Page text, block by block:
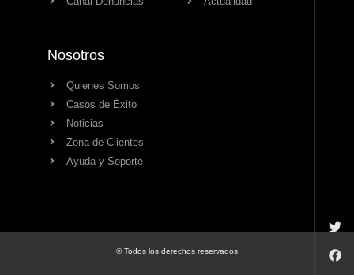
Nosotros
Quienes Somos
Casos de Éxito
Noticias
Zona de Clientes
Ayuda y Soporte
© Todos los derechos reservados